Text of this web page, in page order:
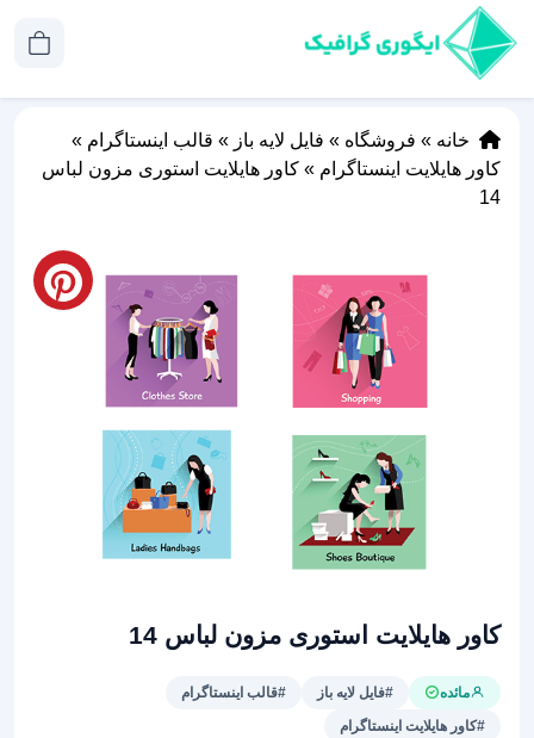
خانه » فروشگاه » فایل لایه باز » قالب اینستاگرام »
کاور هایلایت اینستاگرام » کاور هایلایت استوری مزون لباس
14
کاور هایلایت استوری مزون لباس 14
مائده #فایل لایه باز
#قالب اینستاگرام
#کاور هایلایت اینستاگرام